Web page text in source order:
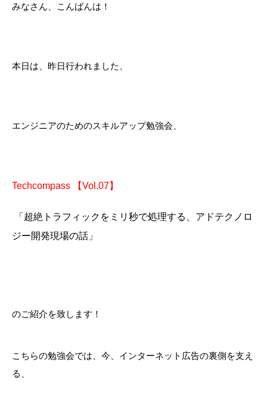
みなさん、こんばんは！
本日は、昨日行われました、
エンジニアのためのスキルアップ勉強会
Techcompass 【Vol.07】
「超絶トラフィックをミリ秒で処理する、アドテクノロ
ジー開発現場の話」
のご紹介を致します！
こちらの勉強会では、今、インターネット広告の裏側を支え
る、